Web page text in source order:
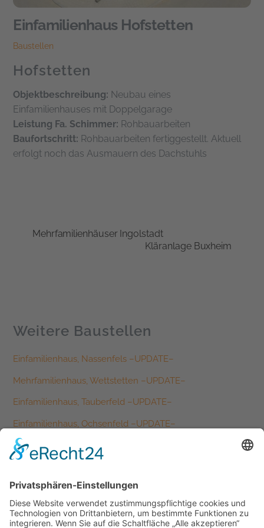
Einfamilienhaus Hofstetten
Baustellen
Hofstetten
Objektbeschreibung: Neubau eines
Einfamilienhauses mit Doppelgarage
Leistung Fa. Schimmer: Rohbauarbeiten
Baufortschritt: Rohbauarbeiten fertiggestellt. Aktuell
erfolgt noch das Ausmauern des Dachstuhls
Mehrfamilienhäuser Ingolstadt
Kläranlage Buxheim
Weitere Baustellen
Einfamilienhaus, Nassenfels –UPDATE–
Mehrfamilienhaus, Wettstetten –UPDATE–
Einfamilienhaus, Tauberfeld –UPDATE–
Einfamilienhaus, Ochsenfeld –UPDATE–
Einfamilienhaus, Schernfeld –UPDATE–
Kategorien